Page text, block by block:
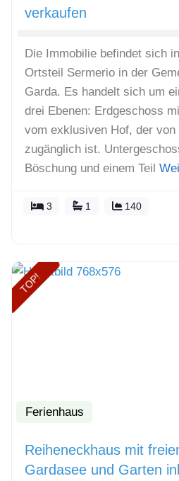
verkaufen
Die Immobilie befindet sich
Ortsteil Sermerio in der
Garda. Es handelt sich um
drei Ebenen: Erdgeschoss
vom exklusiven Hof, der von
zugänglich ist.
Böschung und einem Teil
3 1 140
TOP!
Ferienhaus
Reiheneckhaus mit
Gardasee und Garten